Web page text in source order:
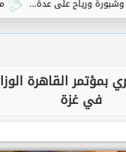
مفاجأة عن
بمؤتمر القاهرة
في غزة